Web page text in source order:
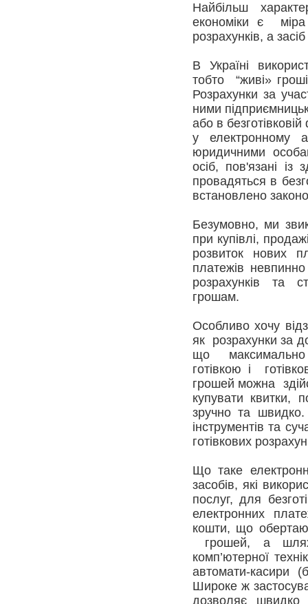
Найбільш
економіки є міра
розрахунків, а
В Україні
тобто “живі»
Розрахунки за
ними
або в
у електронному
юридичними
осіб, пов'язані із
провадяться в
встановлено
Безумовно, ми
при купівлі,
розвиток нових
платежів
розрахунків та
грошам.
Особливо хочу
як розрахунки за
що максимально
готівкою і
грошей можна
купувати
зручно та
інструментів та
готівкових
Що таке
засобів, які
послуг, для
електронних
кошти, що
грошей, а
комп’ютерної
автомати-касири
Широке ж
дозволяє швидко